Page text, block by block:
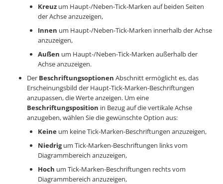
Kreuz um Haupt-/Neben-Tick-Marken auf beiden Seiten
der Achse anzuzeigen,
Innen um Haupt-/Neben-Tick-Marken innerhalb der Achse
anzuzeigen,
Außen um Haupt-/Neben-Tick-Marken außerhalb der
Achse anzuzeigen.
Der Beschriftungsoptionen Abschnitt ermöglicht es, das
Erscheinungsbild der Haupt-Tick-Marken-Beschriftungen
anzupassen, die Werte anzeigen. Um eine
Beschriftungsposition in Bezug auf die vertikale Achse
anzugeben, wählen Sie die gewünschte Option aus:
Keine um keine Tick-Marken-Beschriftungen anzuzeigen,
Niedrigum Tick-Marken-Beschriftungen links vom
Diagrammbereich anzuzeigen,
Hoch um Tick-Marken-Beschriftungen rechts vom
Diagrammbereich anzuzeigen,